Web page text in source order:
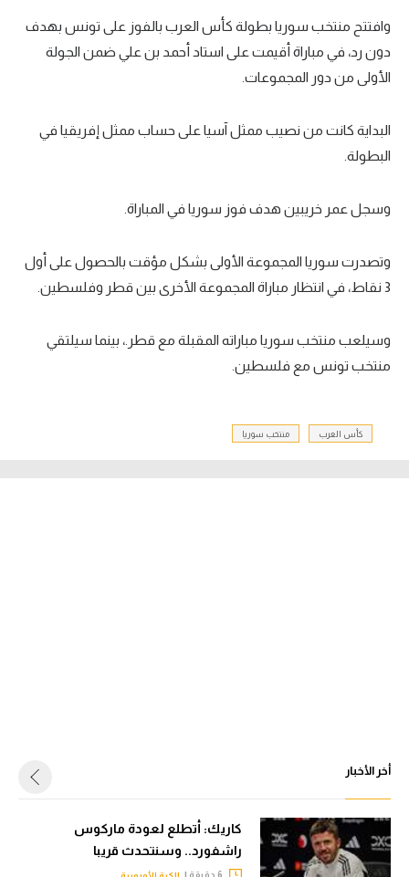
وافتتح منتخب سوريا بطولة كأس العرب بالفوز على تونس بهدف
دون رد، في مباراة أقيمت على استاد أحمد بن علي ضمن الجولة
الأولى من دور المجموعات.
البداية كانت من نصيب ممثل آسيا على حساب ممثل إفريقيا في
البطولة.
وسجل عمر خريبين هدف فوز سوريا في المباراة.
وتصدرت سوريا المجموعة الأولى بشكل مؤقت بالحصول على أول
3 نقاط، في انتظار مباراة المجموعة الأخرى بين قطر وفلسطين.
وسيلعب منتخب سوريا مباراته المقبلة مع قطر.، بينما سيلتقي
منتخب تونس مع فلسطين.
كأس العرب منتخب سوريا
أخر الأخبار
كاريك: أتطلع لعودة ماركوس
راشفورد.. وسنتحدث قريبا